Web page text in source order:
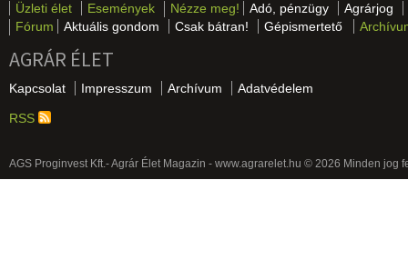
Üzleti élet
Események Nézze meg! Adó, pénzügy
Agrárjog
Fórum
Aktuális gondom Csak bátran! Gépismertető
AGRÁR ÉLET
Kapcsolat Impresszum Archívum Adatvédelem
RSS
AGS Proginvest Kft.- Agrár Élet Magazin - www.agrarelet.hu © 2026 Minden jog